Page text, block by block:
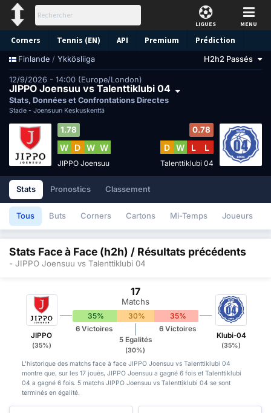
LIGUES MENU
Corners Tennis (EN) API Premium Prédiction
Finlande / Ykkösliiga H2h2 Passés
12/9/2026 - 14:00 (Europe/London)
JIPPO Joensuu vs Talenttiklubi 04
Stats, Données et Confrontations Directes
Stade - Joensuun Keskuskenttä
1.78
W D W W
JIPPO Joensuu
0.78
D W L L
Talenttiklubi 04
Stats Pronostics Classement
Tous Buts Corners Cartons Mi-Temps Joueurs
Stats Face à Face (h2h) / Résultats précédents
- JIPPO Joensuu vs Talenttiklubi 04
JIPPO
(35%)
17
Matchs
35% 30% 35%
6 Victoires
5 Egalités
(30%)
6 Victoires
Klubi-04
(35%)
L'historique des matchs face à face JIPPO Joensuu vs Talenttiklubi 04
montre que, sur les 17 joués, JIPPO Joensuu a gagné 6 fois et Talenttiklubi
04 a gagné 6 fois. 5 matchs JIPPO Joensuu vs Talenttiklubi 04 se sont
terminés en égalité.